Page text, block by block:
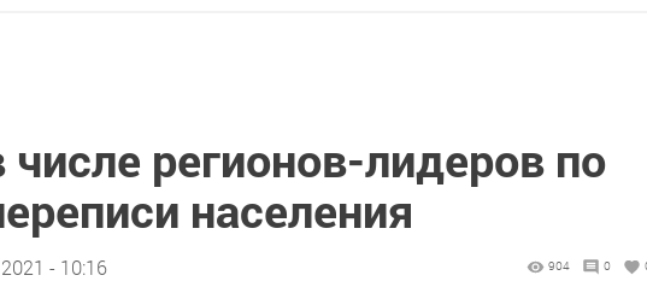
числе регионов-лидеров по
населения
- 10:16 904 0